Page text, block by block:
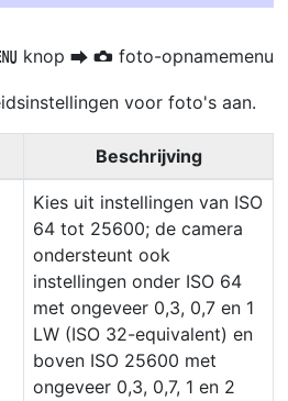
knop U C foto-opnamemenu
voor foto's aan.
Beschrijving
Kies uit instellingen van ISO
64 tot 25600; de camera
ondersteunt ook
instellingen onder ISO 64
met ongeveer 0,3, 0,7 en 1
LW (ISO 32-equivalent) en
boven ISO 25600 met
ongeveer 0,3, 0,7, 1 en 2